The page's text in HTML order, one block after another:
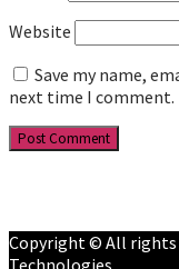
Website
Save my name,
next time I comment.
Copyright © All rights